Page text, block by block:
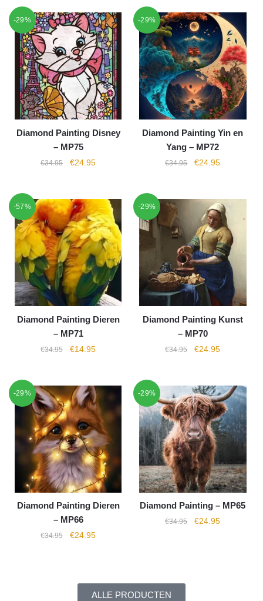
-29%
Diamond Painting Disney
– MP75
€34.95 €24.95
-29%
Diamond Painting Yin en
Yang – MP72
€34.95 €24.95
-57%
Diamond Painting Dieren
– MP71
€34.95 €14.95
-29%
Diamond Painting Kunst
– MP70
€34.95 €24.95
-29%
Diamond Painting Dieren
– MP66
€34.95 €24.95
-29%
Diamond Painting – MP65
€34.95 €24.95
ALLE PRODUCTEN